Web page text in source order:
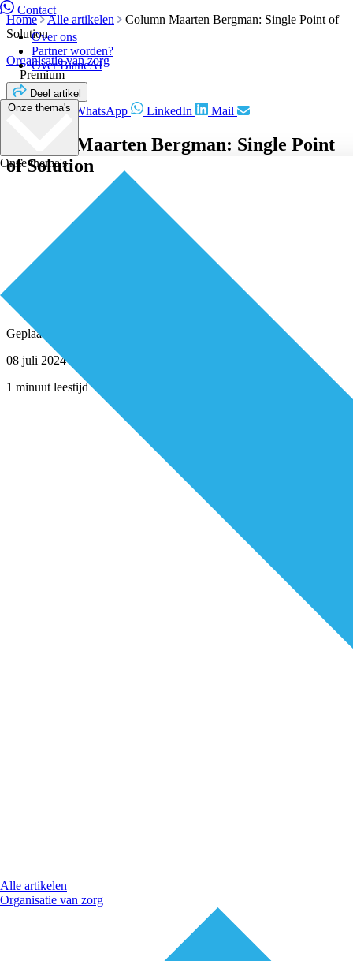
Contact
Over ons
Partner worden?
Over BiancAI
Onze thema's
Onze thema's
Alle artikelen
Organisatie van zorg
Home Alle artikelen
Column Maarten Bergman: Single Point of
Solution
Organisatie van zorg
Premium
Deel artikel
Facebook WhatsApp LinkedIn Mail
Column Maarten Bergman: Single Point
of Solution
Geplaatst door
08 juli 2024
1 minuut leestijd